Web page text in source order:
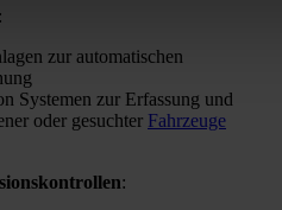
:
zur automatischen
Systemen zur Erfassung und
oder gesuchter Fahrzeuge
: